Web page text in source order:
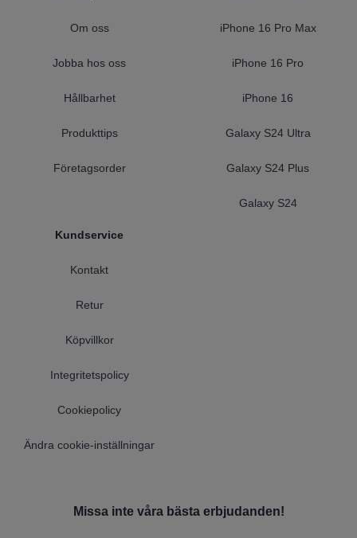
Om oss
Jobba hos oss
Hållbarhet
Produkttips
Företagsorder
Kundservice
Kontakt
Retur
Köpvillkor
Integritetspolicy
Cookiepolicy
Ändra cookie-inställningar
iPhone 16 Pro Max
iPhone 16 Pro
iPhone 16
Galaxy S24 Ultra
Galaxy S24 Plus
Galaxy S24
Missa inte våra bästa erbjudanden!